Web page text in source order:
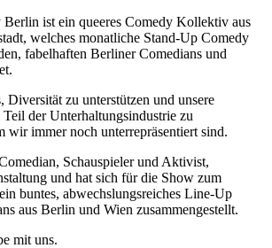
ist ein queeres Comedy Kollektiv aus
welches monatliche Stand-Up Comedy
fabelhaften Berliner Comedians und
Diversität zu unterstützen und unsere
der Unterhaltungsindustrie zu
wir immer noch unterrepräsentiert sind.
Schauspieler und Aktivist,
und hat sich für die Show zum
buntes, abwechslungsreiches Line-Up
aus Berlin und Wien zusammengestellt.
mit uns.